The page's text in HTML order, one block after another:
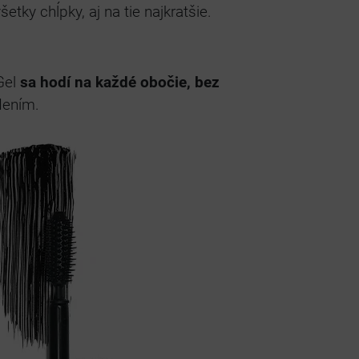
chĺpky, aj na tie najkratšie.
sa hodí na každé obočie, bez